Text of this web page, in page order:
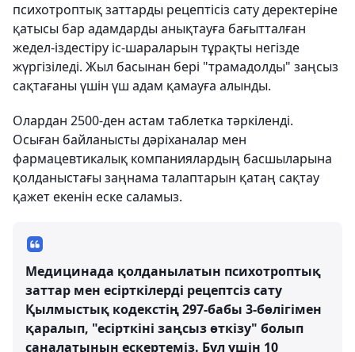
психотроптық заттарды рецептісіз сату деректеріне
қатысы бар адамдарды анықтауға бағытталған
жедел-іздестіру іс-шараларын тұрақты негізде
жүргізіледі. Жыл басынан бері "трамадолды" заңсыз
сақтағаны үшін үш адам қамауға алынды.
Олардан 2500-ден астам таблетка тәркіленді.
Осыған байланысты дәріханалар мен
фармацевтикалық компаниялардың басшыларына
қолданыстағы заңнама талаптарын қатаң сақтау
қажет екенін еске саламыз.
Медицинада қолданылатын психотроптық
заттар мен есірткілерді рецептсіз сату
Қылмыстық кодекстің 297-бабы 3-бөлігімен
қаралып, "есірткіні заңсыз өткізу" болып
саналатынын ескертеміз. Бұл үшін 10